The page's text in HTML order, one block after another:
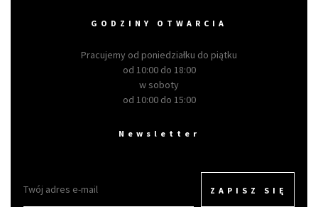
GODZINY OTWARCIA
Pracujemy od poniedziałku do piątku
od 10:00 do 18:00
w soboty
od 10:00 do 15:00
Newsletter
ZAPISZ SIĘ